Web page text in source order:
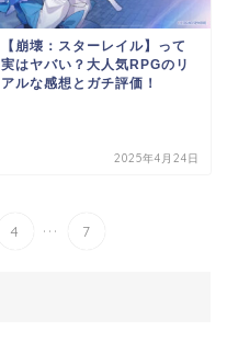
【崩壊：スターレイル】って
実はヤバい？大人気RPGのリ
アルな感想とガチ評価！
2025年4月24日
4 ... 7